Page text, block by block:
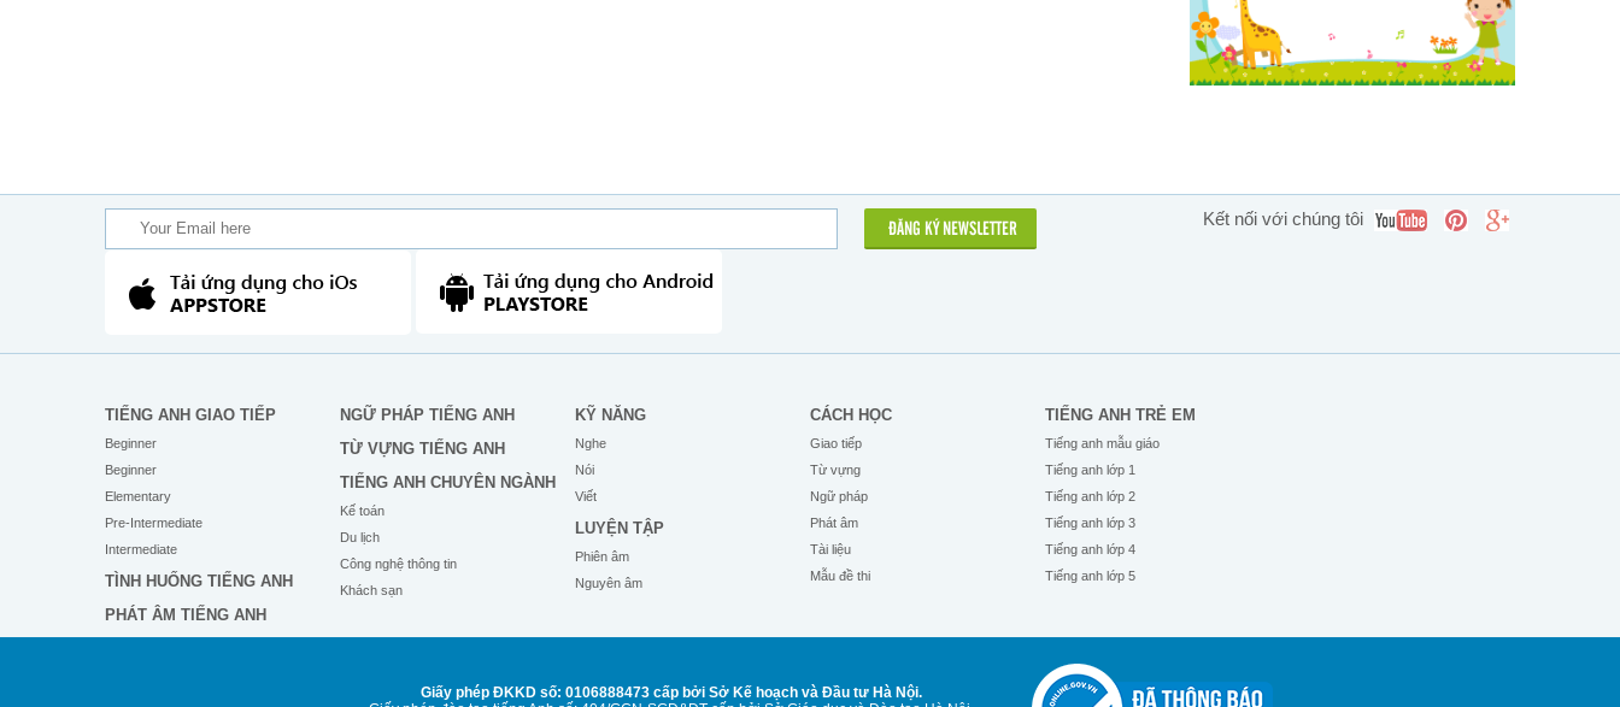
ĐĂNG KÝ NEWSLETTER
Kết nối với chúng tôi
TIẾNG ANH GIAO TIẾP
Beginner
Beginner
Elementary
Pre-Intermediate
Intermediate
TÌNH HUỐNG TIẾNG ANH
PHÁT ÂM TIẾNG ANH
NGỮ PHÁP TIẾNG ANH
TỪ VỰNG TIẾNG ANH
TIẾNG ANH CHUYÊN NGÀNH
Kế toán
Du lịch
Công nghệ thông tin
Khách sạn
KỸ NĂNG
Nghe
Nói
Viết
LUYỆN TẬP
Phiên âm
Nguyên âm
CÁCH HỌC
Giao tiếp
Từ vựng
Ngữ pháp
Phát âm
Tài liệu
Mẫu đề thi
TIẾNG ANH TRẺ EM
Tiếng anh mẫu giáo
Tiếng anh lớp 1
Tiếng anh lớp 2
Tiếng anh lớp 3
Tiếng anh lớp 4
Tiếng anh lớp 5
Giấy phép ĐKKD số: 0106888473 cấp bởi Sở Kế hoạch và Đầu tư Hà Nội.